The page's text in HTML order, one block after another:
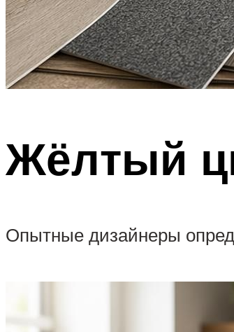
Жёлтый
Опытные дизайнеры